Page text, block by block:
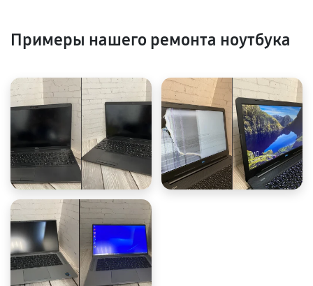
Примеры нашего ремонта ноутбука